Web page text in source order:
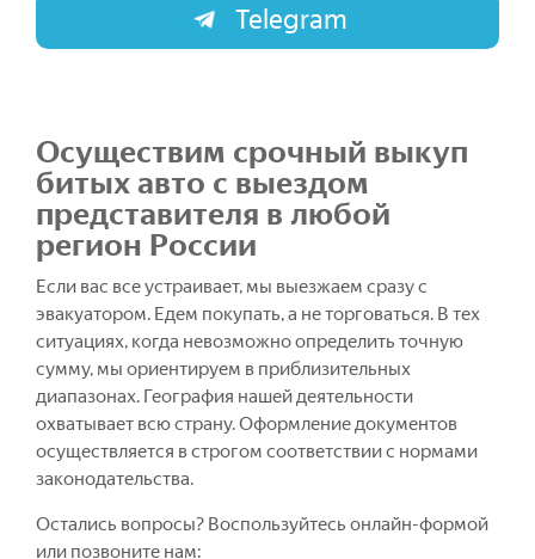
Telegram
Осуществим срочный выкуп
битых авто с выездом
представителя в любой
регион России
Если вас все устраивает, мы выезжаем сразу с
эвакуатором. Едем покупать, а не торговаться. В тех
ситуациях, когда невозможно определить точную
сумму, мы ориентируем в приблизительных
диапазонах. География нашей деятельности
охватывает всю страну. Оформление документов
осуществляется в строгом соответствии с нормами
законодательства.
Остались вопросы? Воспользуйтесь онлайн-формой
или позвоните нам: